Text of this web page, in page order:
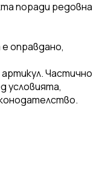
поради редовна
оправдано,
Частично
условията,